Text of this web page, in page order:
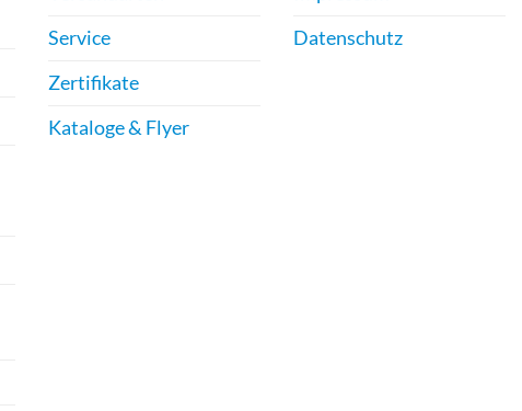
werden
Service
Zertifikate
Kataloge & Flyer
Datenschutz